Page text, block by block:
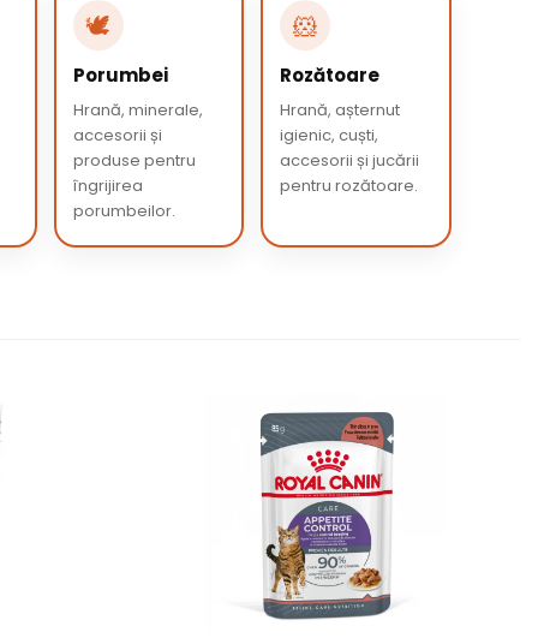
🕊️
Porumbei
Hrană, minerale,
accesorii și
produse pentru
îngrijirea
porumbeilor.
🐹
Rozătoare
Hrană, așternut
igienic, cuști,
accesorii și jucării
pentru rozătoare.